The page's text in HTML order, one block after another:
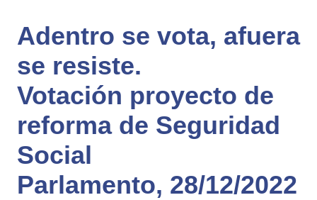
Adentro se vota, afuera
se resiste.
Votación proyecto de
reforma de Seguridad
Social
Parlamento, 28/12/2022